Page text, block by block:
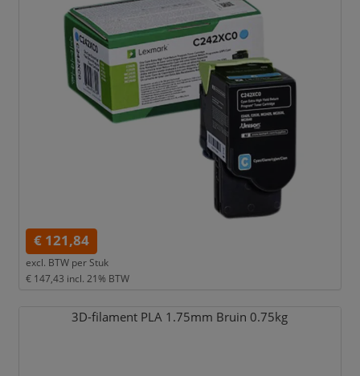
€ 121,84
excl. BTW per Stuk
€ 147,43 incl. 21% BTW
3D-filament PLA 1.75mm Bruin 0.75kg